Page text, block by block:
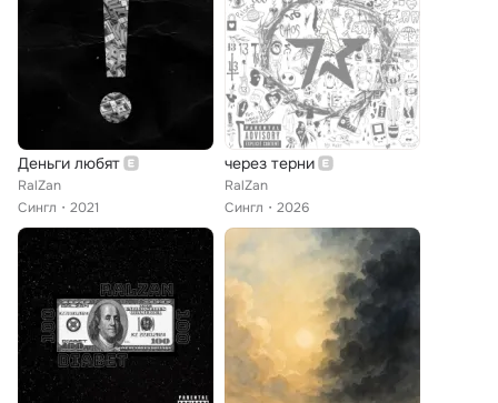
Деньги любят
RalZan
Сингл
2021
через терни
RalZan
Сингл
2026